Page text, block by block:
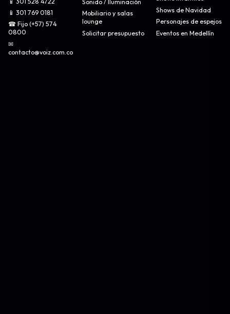
📱 301 769 0181
☎ Fijo (+57) 574
0800
✉
contacto@voiz.com.co
Sonido / Iluminación
Mobiliario y salas
lounge
Solicitar presupuesto
Shows de Navidad
Personajes de espejos
Eventos en Medellín